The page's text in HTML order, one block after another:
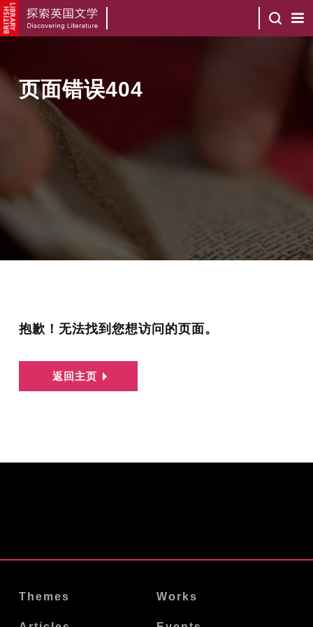
页面错误404
抱歉！无法找到您想访问的页面。
返回主页
Themes Works